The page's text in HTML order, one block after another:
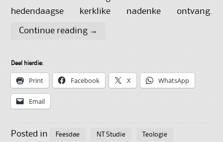
hedendaagse kerklike nadenke ontvang.
Continue reading →
Deel hierdie:
Print Facebook X WhatsApp
Email
Posted in Feesdae NT Studie Teologie